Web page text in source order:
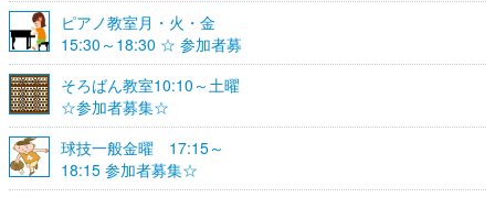
ピアノ教室月・火・金
15:30～18:30 ☆ 参加者募
集☆
そろばん教室10:10～土曜
☆参加者募集☆
球技一般金曜 17:15～
18:15 参加者募集☆